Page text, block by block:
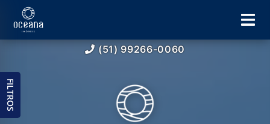
(51) 99266-0060
FILTROS